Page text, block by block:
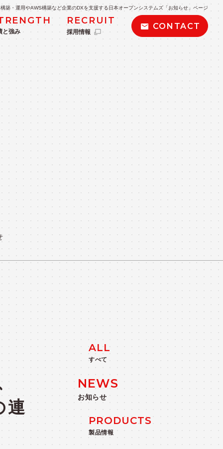
築・運用やAWS構築など企業のDXを支援する日本オープンシステムズ「お知らせ」ページ
CONTACT
と強み
RECRUIT
採用情報
連
ALL
すべて
NEWS
お知らせ
PRODUCTS
製品情報